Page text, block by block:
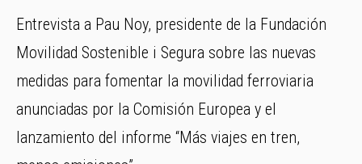
Entrevista a Pau Noy, presidente de la Fundación
Movilidad Sostenible i Segura sobre las nuevas
medidas para fomentar la movilidad ferroviaria
anunciadas por la Comisión Europea y el
lanzamiento del informe “Más viajes en tren,